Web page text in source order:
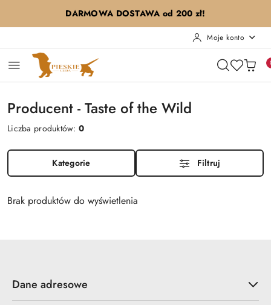
Przejdź do treści głównej
Przejdź do wyszukiwarki
Przejdź do moje konto
Przejdź do menu głównego
Przejdź do stopkiDARMOWA DOSTAWA od 200 zł!
Moje konto
Producent - Taste of the Wild
Liczba produktów:0
Kategorie Filtruj
Brak produktów do wyświetlenia
Dane adresowe